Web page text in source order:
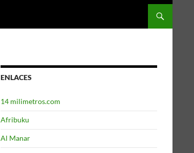
ENLACES
14 milimetros.com
Afribuku
Al Manar